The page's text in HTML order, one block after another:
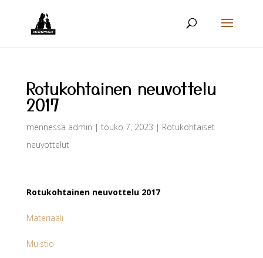
Rotukohtainen neuvottelu
2017
mennessä admin | touko 7, 2023 | Rotukohtaiset
neuvottelut
Rotukohtainen neuvottelu 2017
Materiaali
Muistio